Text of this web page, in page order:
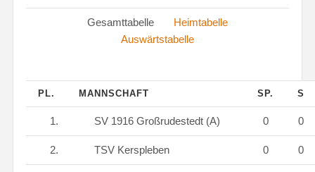
Gesamttabelle Heimtabelle
Auswärtstabelle
PL. MANNSCHAFT SP. S
1. SV 1916 Großrudestedt (A) 0 0
2. TSV Kerspleben 0 0